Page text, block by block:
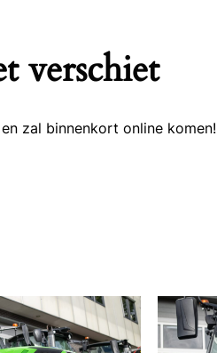
verschiet
zal binnenkort online komen!